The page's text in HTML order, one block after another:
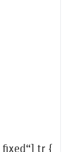
tr {